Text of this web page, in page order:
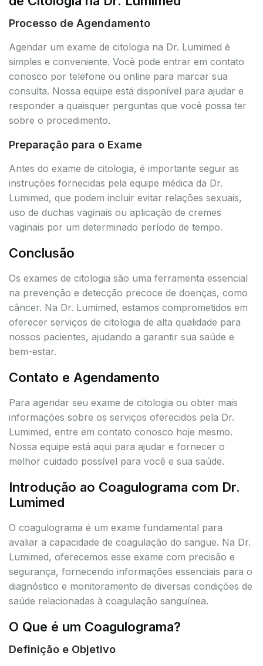
Processo de Agendamento
Agendar um exame de citologia na Dr. Lumimed é
simples e conveniente. Você pode entrar em contato
conosco por telefone ou online para marcar sua
consulta. Nossa equipe está disponível para ajudar e
responder a quaisquer perguntas que você possa ter
sobre o procedimento.
Preparação para o Exame
Antes do exame de citologia, é importante seguir as
instruções fornecidas pela equipe médica da Dr.
Lumimed, que podem incluir evitar relações sexuais,
uso de duchas vaginais ou aplicação de cremes
vaginais por um determinado período de tempo.
Conclusão
Os exames de citologia são uma ferramenta essencial
na prevenção e detecção precoce de doenças, como
câncer. Na Dr. Lumimed, estamos comprometidos em
oferecer serviços de citologia de alta qualidade para
nossos pacientes, ajudando a garantir sua saúde e
bem-estar.
Contato e Agendamento
Para agendar seu exame de citologia ou obter mais
informações sobre os serviços oferecidos pela Dr.
Lumimed, entre em contato conosco hoje mesmo.
Nossa equipe está aqui para ajudar e fornecer o
melhor cuidado possível para você e sua saúde.
Introdução ao Coagulograma com Dr.
Lumimed
O coagulograma é um exame fundamental para
avaliar a capacidade de coagulação do sangue. Na Dr.
Lumimed, oferecemos esse exame com precisão e
segurança, fornecendo informações essenciais para o
diagnóstico e monitoramento de diversas condições de
saúde relacionadas à coagulação sanguínea.
O Que é um Coagulograma?
Definição e Objetivo